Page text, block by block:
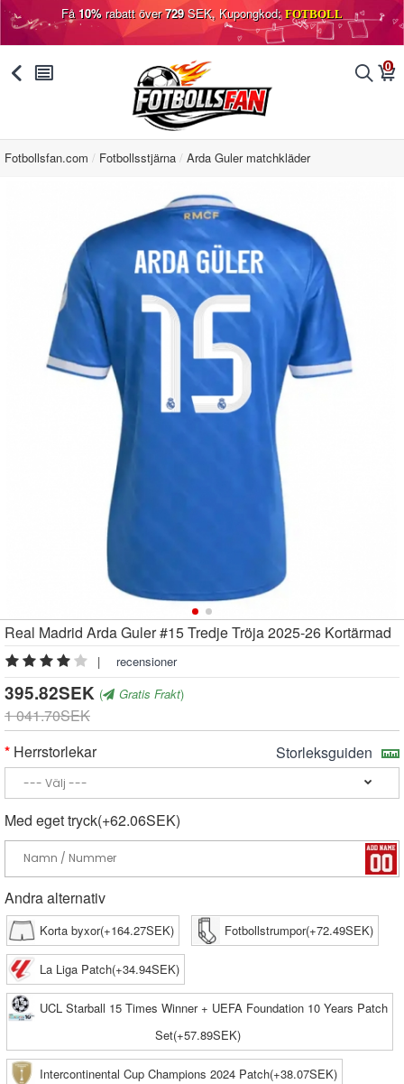
Få10%rabatt över729SEK, Kupongkod: FOTBOLL
󰅯 󰂩 󰂨 0
󰃦
Fotbollsfan.com Fotbollsstjärna Arda Guler matchkläder
Real Madrid Arda Guler #15 Tredje Tröja 2025-26 Kortärmad
| recensioner
395.82SEK ( Gratis Frakt)
1 041.70SEK
Herrstorlekar
Storleksguiden
Med eget tryck(+62.06SEK)
Andra alternativ
Korta byxor(+164.27SEK) Fotbollstrumpor(+72.49SEK)
La Liga Patch(+34.94SEK)
UCL Starball 15 Times Winner + UEFA Foundation 10 Years Patch
Set(+57.89SEK)
Intercontinental Cup Champions 2024 Patch(+38.07SEK)